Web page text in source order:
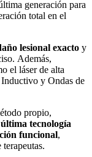
generación para
total en el
lesional exacto y
Además,
el láser de alta
y Ondas de
propio,
última tecnología
funcional,